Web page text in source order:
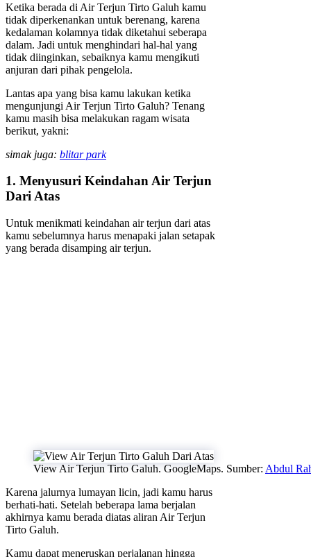
Ketika berada di Air Terjun Tirto Galuh kamu
tidak diperkenankan untuk berenang, karena
kedalaman kolamnya tidak diketahui seberapa
dalam. Jadi untuk menghindari hal-hal yang
tidak diinginkan, sebaiknya kamu mengikuti
anjuran dari pihak pengelola.
Lantas apa yang bisa kamu lakukan ketika
mengunjungi Air Terjun Tirto Galuh? Tenang
kamu masih bisa melakukan ragam wisata
berikut, yakni:
simak juga: blitar park
1. Menyusuri Keindahan Air Terjun
Dari Atas
Untuk menikmati keindahan air terjun dari atas
kamu sebelumnya harus menapaki jalan setapak
yang berada disamping air terjun.
View Air Terjun Tirto Galuh. GoogleMaps. Sumber: Abdul
Karena jalurnya lumayan licin, jadi kamu harus
berhati-hati. Setelah beberapa lama berjalan
akhirnya kamu berada diatas aliran Air Terjun
Tirto Galuh.
Kamu dapat meneruskan perjalanan hingga